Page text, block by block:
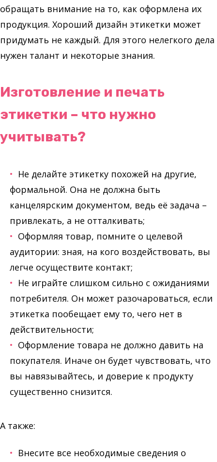
обращать внимание на то, как оформлена их
продукция. Хороший дизайн этикетки может
придумать не каждый. Для этого нелегкого дела
нужен талант и некоторые знания.
Изготовление и печать
этикетки – что нужно
учитывать?
Не делайте этикетку похожей на другие,
формальной. Она не должна быть
канцелярским документом, ведь её задача –
привлекать, а не отталкивать;
Оформляя товар, помните о целевой
аудитории: зная, на кого воздействовать, вы
легче осуществите контакт;
Не играйте слишком сильно с ожиданиями
потребителя. Он может разочароваться, если
этикетка пообещает ему то, чего нет в
действительности;
Оформление товара не должно давить на
покупателя. Иначе он будет чувствовать, что
вы навязывайтесь, и доверие к продукту
существенно снизится.
А также:
Внесите все необходимые сведения о